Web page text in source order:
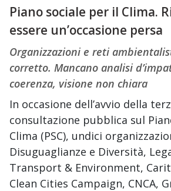
Piano sociale per il Clima.
essere un’occasione persa
Organizzazioni e reti
corretto. Mancano analisi
coerenza, visione non chiara
In occasione dell’avvio della
consultazione pubblica sul
Clima (PSC), undici
Disuguaglianze e Diversità,
Transport & Environment,
Clean Cities Campaign, CNCA,